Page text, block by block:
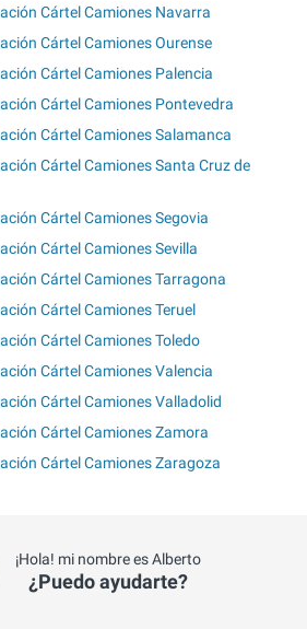
Cártel Camiones Navarra
Cártel Camiones Ourense
Cártel Camiones Palencia
Cártel Camiones Pontevedra
Cártel Camiones Salamanca
Cártel Camiones Santa Cruz de
Cártel Camiones Segovia
Cártel Camiones Sevilla
Cártel Camiones Tarragona
Cártel Camiones Teruel
Cártel Camiones Toledo
Cártel Camiones Valencia
Cártel Camiones Valladolid
Cártel Camiones Zamora
Cártel Camiones Zaragoza
¡Hola! mi nombre es Alberto
¿Puedo ayudarte?